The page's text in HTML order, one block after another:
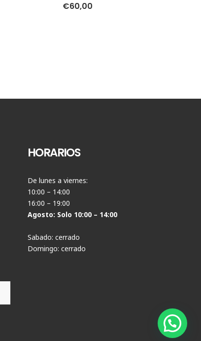
€60,00
HORARIOS
De lunes a viernes:
10:00 – 14:00
16:00 – 19:00
Agosto: Solo 10:00 – 14:00
Sabado: cerrado
Domingo: cerrado